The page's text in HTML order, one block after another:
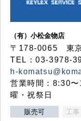
（有）小松金物店
〒178-0065 東
TEL：03-3978-
h-
営業時間：8:30
曜・祝祭日
販売可 工